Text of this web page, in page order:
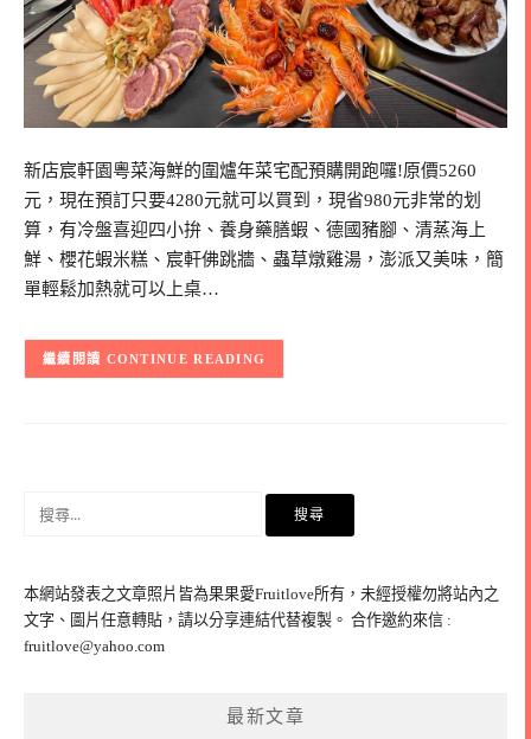
新店宸軒園粵菜海鮮的圍爐年菜宅配預購開跑囉!原價5260
元，現在預訂只要4280元就可以買到，現省980元非常的划
算，有冷盤喜迎四小拚、養身藥膳蝦、德國豬腳、清蒸海上
鮮、櫻花蝦米糕、宸軒佛跳牆、蟲草燉雞湯，澎派又美味，簡
單輕鬆加熱就可以上桌…
CONTINUE READING
字:
本網站發表之文章照片皆為果果愛Fruitlove所有，未經授權勿將站內之
文字、圖片任意轉貼，請以分享連結代替複製。 合作邀約來信 :
fruitlove@yahoo.com
最新文章